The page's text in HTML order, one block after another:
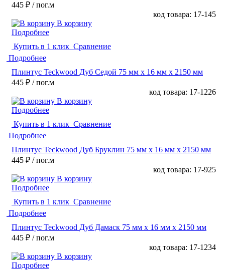
445 ₽ / пог.м
код товара: 17-145
В корзину
Подробнее
Купить в 1 клик Сравнение
Подробнее
Плинтус Teckwood Дуб Седой 75 мм х 16 мм х 2150 мм
445 ₽ / пог.м
код товара: 17-1226
В корзину
Подробнее
Купить в 1 клик Сравнение
Подробнее
Плинтус Teckwood Дуб Бруклин 75 мм х 16 мм х 2150 мм
445 ₽ / пог.м
код товара: 17-925
В корзину
Подробнее
Купить в 1 клик Сравнение
Подробнее
Плинтус Teckwood Дуб Дамаск 75 мм х 16 мм х 2150 мм
445 ₽ / пог.м
код товара: 17-1234
В корзину
Подробнее